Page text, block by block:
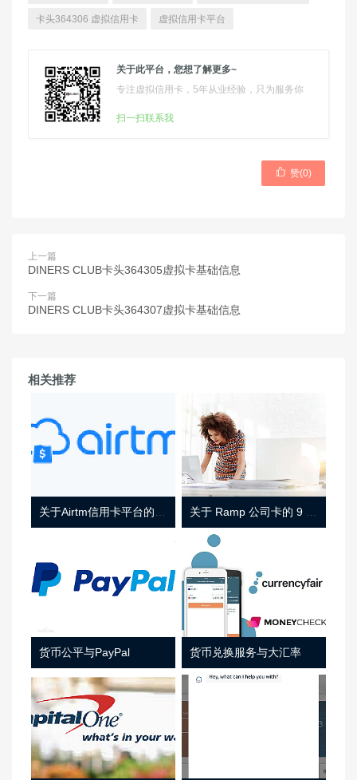
卡头364306 虚拟信用卡 虚拟信用卡平台
关于此平台，您想了解更多~
专注虚拟信用卡，5年从业经验，只为服务你
扫一扫联系我
 赞(0)
上一篇
DINERS CLUB卡头364305虚拟卡基础信息
下一篇
DINERS CLUB卡头364307虚拟卡基础信息
相关推荐
货币公平与PayPal 货币兑换服务与大汇率